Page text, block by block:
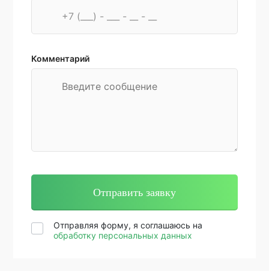
Комментарий
Отправляя форму, я соглашаюсь на
обработку персональных данных